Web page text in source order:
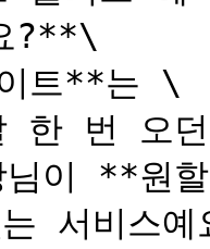
?**\
트**는 \
번 오
이 **원할
서비스